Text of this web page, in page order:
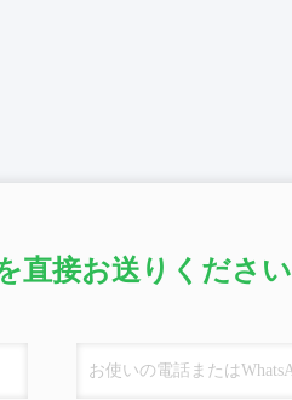
直接お送りください